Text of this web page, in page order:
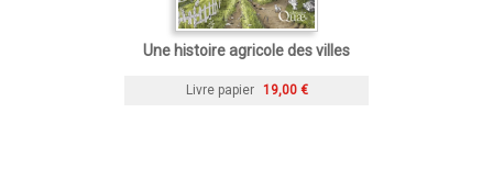
Une histoire agricole des villes
Livre papier 19,00 €